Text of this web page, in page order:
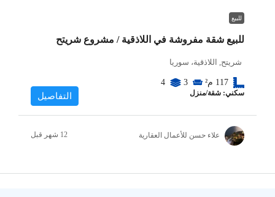
للبيع
للبيع شقة مفروشة في اللاذقية / مشروع شريتح
شريتح, اللاذقية، سوريا
117 م² 3
4
سكني: شقة/منزل التفاصيل
علاء حسن للأعمال العقارية